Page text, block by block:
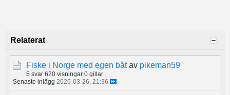
Relaterat
Fiske i Norge med egen båt av pikeman59
5 svar 620 visningar 0 gillar
Senaste inlägg 2026-03-26, 21:36